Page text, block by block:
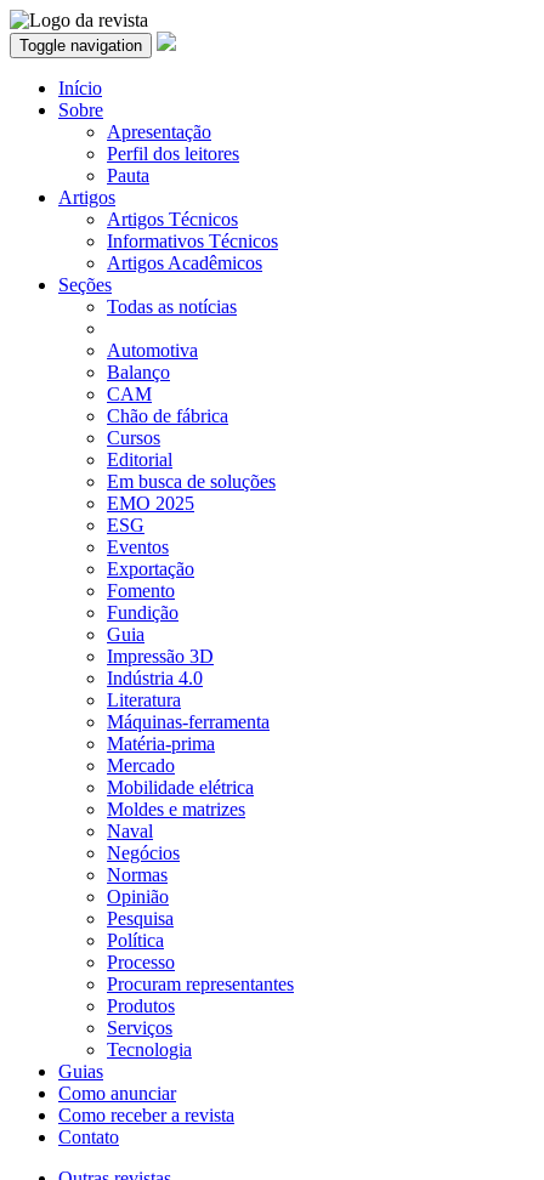
Toggle navigation
Início
Sobre
Apresentação
Perfil dos leitores
Pauta
Artigos
Artigos Técnicos
Informativos Técnicos
Artigos Acadêmicos
Seções
Todas as notícias
Automotiva
Balanço
CAM
Chão de fábrica
Cursos
Editorial
Em busca de soluções
EMO 2025
ESG
Eventos
Exportação
Fomento
Fundição
Guia
Impressão 3D
Indústria 4.0
Literatura
Máquinas-ferramenta
Matéria-prima
Mercado
Mobilidade elétrica
Moldes e matrizes
Naval
Negócios
Normas
Opinião
Pesquisa
Política
Processo
Procuram representantes
Produtos
Serviços
Tecnologia
Guias
Como anunciar
Como receber a revista
Contato